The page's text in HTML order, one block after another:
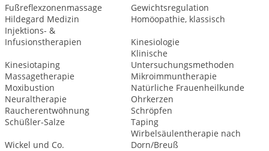
Fußreflexzonenmassage
Gewichtsregulation
Hildegard Medizin
Homöopathie, klassisch
Injektions- &
Infusionstherapien
Kinesiologie
Kinesiotaping
Klinische
Untersuchungsmethoden
Massagetherapie
Mikroimmuntherapie
Moxibustion
Natürliche Frauenheilkunde
Neuraltherapie
Ohrkerzen
Raucherentwöhnung
Schröpfen
Schüßler-Salze
Taping
Wickel und Co.
Wirbelsäulentherapie nach
Dorn/Breuß